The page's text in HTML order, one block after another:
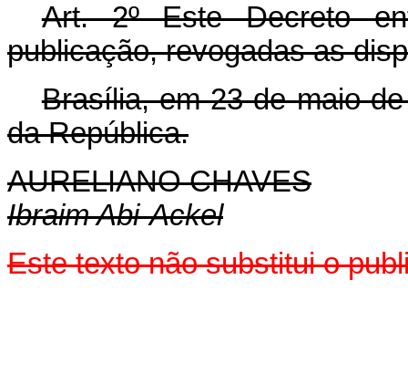
Art. 2º Este Decreto
publicação, revogadas as
Brasília, em 23 de maio
da República.
AURELIANO CHAVES
Ibraim Abi-Ackel
Este texto não substitui o